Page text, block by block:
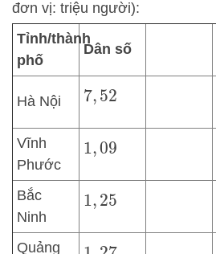
đơn vị: triệu người):
Tỉnh/thành
phố
Dân số
Hà Nội 7, 52
Vĩnh
Phước
1,09
Bắc
Ninh
1, 25
Quảng